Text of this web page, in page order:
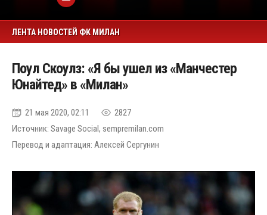
ЛЕНТА НОВОСТЕЙ ФК МИЛАН
Поул Скоулз: «Я бы ушел из «Манчестер
Юнайтед» в «Милан»
21 мая 2020, 02:11
2827
Источник: Savage Social, sempremilan.com
Перевод и адаптация: Алексей Сергунин